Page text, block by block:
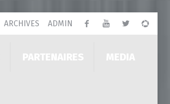
ARCHIVES ADMIN
PARTENAIRES MEDIA